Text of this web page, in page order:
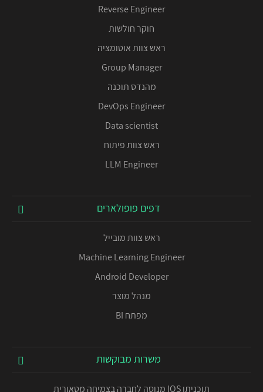
Reverse Engineer
חוקר חולשות
ראש צוות אוטומציה
Group Manager
מהנדס תוכנה
DevOps Engineer
Data scientist
ראש צוות פיתוח
LLM Engineer
דפים פופולארים
ראש צוות מובייל
Machine Learning Engineer
Android Developer
מנהל מוצר
מפתח BI
משרות מבוקשות
תוכניתן IOS מנוסה לחברה בצמיחה מטאורית